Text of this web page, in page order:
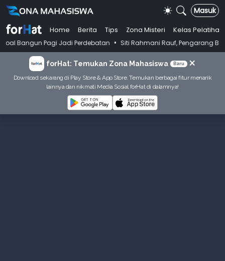
Masuk
Home Berita Tips Zona Misteri
Kelas Pelatihan
Pagi Jadi Perdebatan • Siti Rahmani Rauf, Pengarang Buku Bahasa
forHat: Temukan Zona Mahasiswa Baru ×
Download sekarang di Play Store & App Store. Temukan berbagai fitur menarik
lainnya dan nikmati Media Sosial forHat di dalamnya!